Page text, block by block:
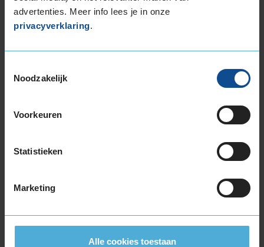
advertenties. Meer info lees je in onze
privacyverklaring.
Noodzakelijk
Voorkeuren
Statistieken
Marketing
Alle cookies toestaan